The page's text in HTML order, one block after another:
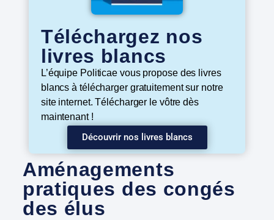
Téléchargez nos
livres blancs
L’équipe Politicae vous propose des livres
blancs à télécharger gratuitement sur notre
site internet. Télécharger le vôtre dès
maintenant !
Découvrir nos livres blancs
Aménagements
pratiques des congés
des élus